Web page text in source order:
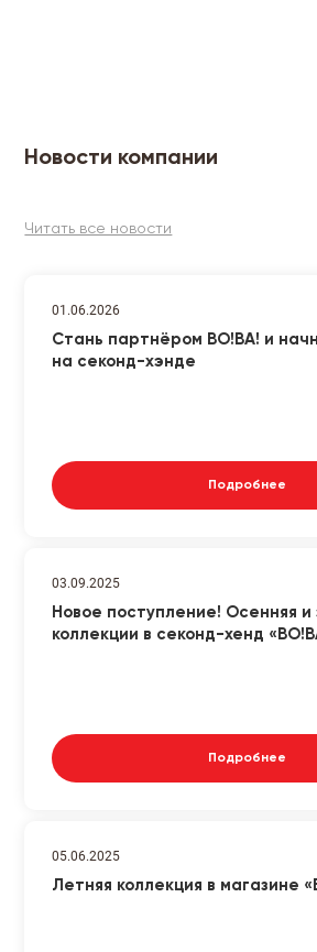
Новости компании
Читать все новости
01.06.2026
Стань партнёром ВО!ВА! и
на секонд-хэнде
Подробнее
03.09.2025
Новое поступление! Осенняя и
коллекции в секонд-хенд
Подробнее
05.06.2025
Летняя коллекция в магазине